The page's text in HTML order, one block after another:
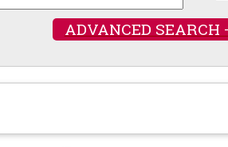
ADVANCED SEARCH